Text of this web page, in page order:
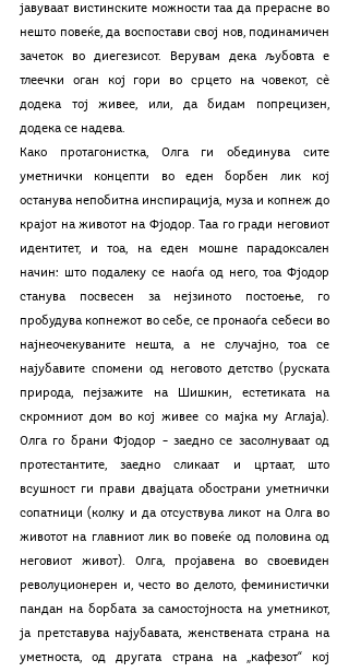
јавуваат вистинските можности таа да прерасне во
нешто повеќе, да воспостави свој нов, подинамичен
зачеток во диегезисот. Верувам дека љубовта е
тлеечки оган кој гори во срцето на човекот, сè
додека тој живее, или, да бидам попрецизен,
додека се надева.
Како протагонистка, Олга ги обединува сите
уметнички концепти во еден борбен лик кој
останува непобитна инспирација, муза и копнеж до
крајот на животот на Фјодор. Таа го гради неговиот
идентитет, и тоа, на еден мошне парадоксален
начин: што подалеку се наоѓа од него, тоа Фјодор
станува посвесен за нејзиното постоење, го
пробудува копнежот во себе, се пронаоѓа себеси во
најнеочекуваните нешта, а не случајно, тоа се
најубавите спомени од неговото детство (руската
природа, пејзажите на Шишкин, естетиката на
скромниот дом во кој живее со мајка му Аглаја).
Олга го брани Фјодор – заедно се засолнуваат од
протестантите, заедно сликаат и цртаат, што
всушност ги прави двајцата обострани уметнички
сопатници (колку и да отсуствува ликот на Олга во
животот на главниот лик во повеќе од половина од
неговиот живот). Олга, пројавена во своевиден
револуционерен и, често во делото, феминистички
пандан на борбата за самостојноста на уметникот,
ја претставува најубавата, женствената страна на
уметноста, од другата страна на „кафезот“ кој